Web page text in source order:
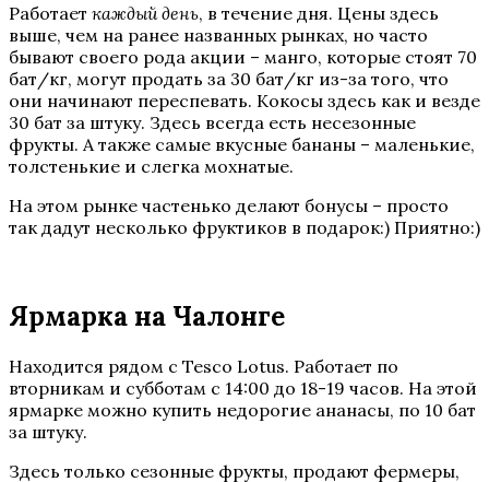
Работает каждый день, в течение дня. Цены здесь
выше, чем на ранее названных рынках, но часто
бывают своего рода акции – манго, которые стоят 70
бат/кг, могут продать за 30 бат/кг из-за того, что
они начинают переспевать. Кокосы здесь как и везде
30 бат за штуку. Здесь всегда есть несезонные
фрукты. А также самые вкусные бананы – маленькие,
толстенькие и слегка мохнатые.
На этом рынке частенько делают бонусы – просто
так дадут несколько фруктиков в подарок:) Приятно:)
Ярмарка на Чалонге
Находится рядом с Tesco Lotus. Работает по
вторникам и субботам с 14:00 до 18-19 часов. На этой
ярмарке можно купить недорогие ананасы, по 10 бат
за штуку.
Здесь только сезонные фрукты, продают фермеры,